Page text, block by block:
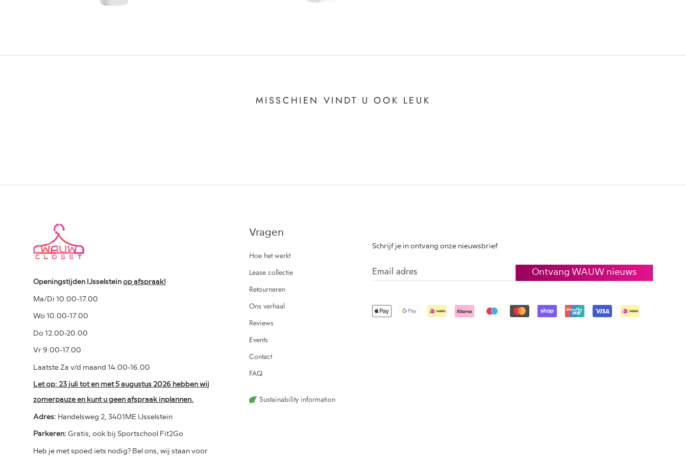
MISSCHIEN VINDT U OOK LEUK
Openingstijden IJsselsteinop afspraak!
Ma/Di 10.00-17.00
Wo 10.00-17.00
Do 12.00-20.00
Vr 9.00-17.00
Laatste Za v/d maand 14.00-16.00
Let op: 23 juli tot en met 5 augustus 2026 hebben wij
zomerpauze en kunt u geen afspraak inplannen.
Adres: Handelsweg 2, 3401ME IJsselstein
Parkeren: Gratis, ook bij Sportschool Fit2Go
Heb je met spoed iets nodig? Bel ons, wij staan voor
Vragen
Hoe het werkt
Lease collectie
Retourneren
Ons verhaal
Reviews
Events
Contact
FAQ
Sustainability information
Schrijf je in ontvang onze nieuwsbrief
Ontvang WAUW nieuws